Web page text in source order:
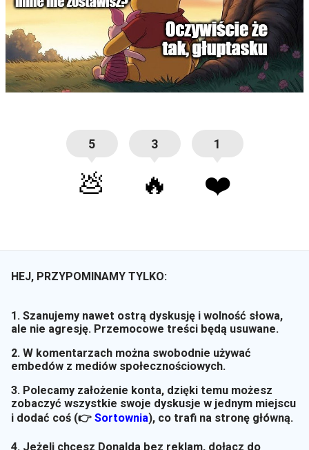
5
💩
3
🔥
1
❤️
HEJ, PRZYPOMINAMY TYLKO:
1. Szanujemy nawet ostrą dyskusję i wolność słowa,
ale nie agresję. Przemocowe treści będą usuwane.
2. W komentarzach można swobodnie używać
embedów z mediów społecznościowych.
3. Polecamy założenie konta, dzięki temu możesz
zobaczyć wszystkie swoje dyskusje w jednym miejscu
i dodać coś (👉 Sortownia), co trafi na stronę główną.
4. Jeżeli chcesz Donalda bez reklam, dołącz do